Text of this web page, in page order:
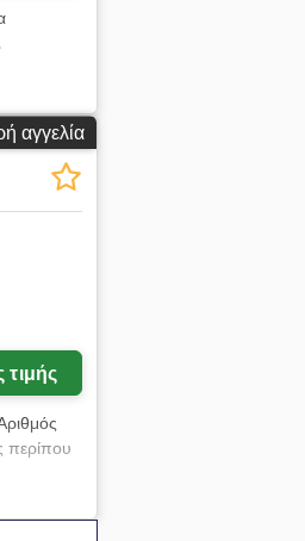
αγγελία
περίπου
Τύπος